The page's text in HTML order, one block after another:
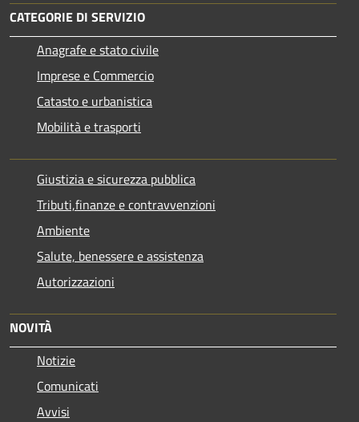
CATEGORIE DI SERVIZIO
Anagrafe e stato civile
Imprese e Commercio
Catasto e urbanistica
Mobilità e trasporti
Giustizia e sicurezza pubblica
Tributi,finanze e contravvenzioni
Ambiente
Salute, benessere e assistenza
Autorizzazioni
NOVITÀ
Notizie
Comunicati
Avvisi